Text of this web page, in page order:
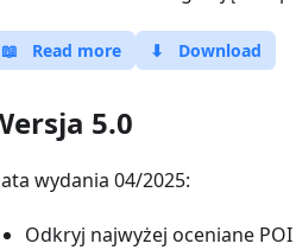
📖 Read more ⬇ Download
5.0
wydania 04/2025:
Odkryj najwyżej oceniane